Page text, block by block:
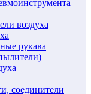
воздуха
рукава
соединители